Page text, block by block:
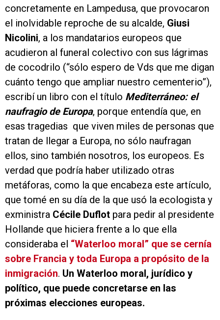
concretamente en Lampedusa, que provocaron
el inolvidable reproche de su alcalde, Giusi
Nicolini, a los mandatarios europeos que
acudieron al funeral colectivo con sus lágrimas
de cocodrilo (“sólo espero de Vds que me digan
cuánto tengo que ampliar nuestro cementerio”),
escribí un libro con el título Mediterráneo: el
naufragio de Europa, porque entendía que, en
esas tragedias que viven miles de personas que
tratan de llegar a Europa, no sólo naufragan
ellos, sino también nosotros, los europeos. Es
verdad que podría haber utilizado otras
metáforas, como la que encabeza este artículo,
que tomé en su día de la que usó la ecologista y
exministra Cécile Duflot para pedir al presidente
Hollande que hiciera frente a lo que ella
consideraba el “Waterloo moral” que se cernía
sobre Francia y toda Europa a propósito de la
inmigración. Un Waterloo moral, jurídico y
político, que puede concretarse en las
próximas elecciones europeas.